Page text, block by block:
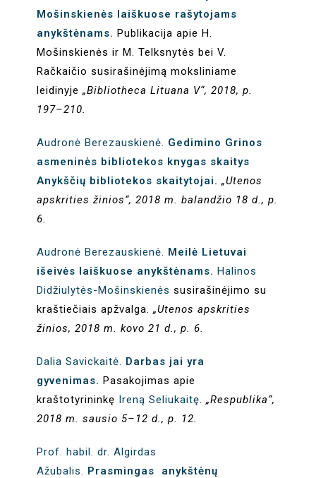
Mošinskienės laiškuose rašytojams
anykštėnams. Publikacija apie H.
Mošinskienės ir M. Telksnytės bei V.
Račkaičio susirašinėjimą moksliniame
leidinyje„Bibliotheca Lituana V“, 2018, p.
197–210.
Audronė Berezauskienė. Gedimino Grinos
asmeninės bibliotekos knygas skaitys
Anykščių bibliotekos skaitytojai. „Utenos
apskrities žinios“, 2018 m. balandžio 18 d., p.
6.
Audronė Berezauskienė. Meilė Lietuvai
išeivės laiškuose anykštėnams. Halinos
Didžiulytės-Mošinskienės susirašinėjimo su
kraštiečiais apžvalga.„Utenos apskrities
žinios, 2018 m. kovo 21 d., p. 6.
Dalia Savickaitė. Darbas jai yra
gyvenimas. Pasakojimas apie
kraštotyrininkę Ireną Seliukaitę. „Respublika“,
2018 m. sausio 5–12 d., p. 12.
Prof. habil. dr. Algirdas
Ažubalis. Prasmingas anykštėnų